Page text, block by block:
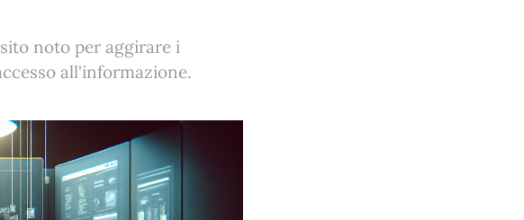
noto per aggirare i
all'informazione.